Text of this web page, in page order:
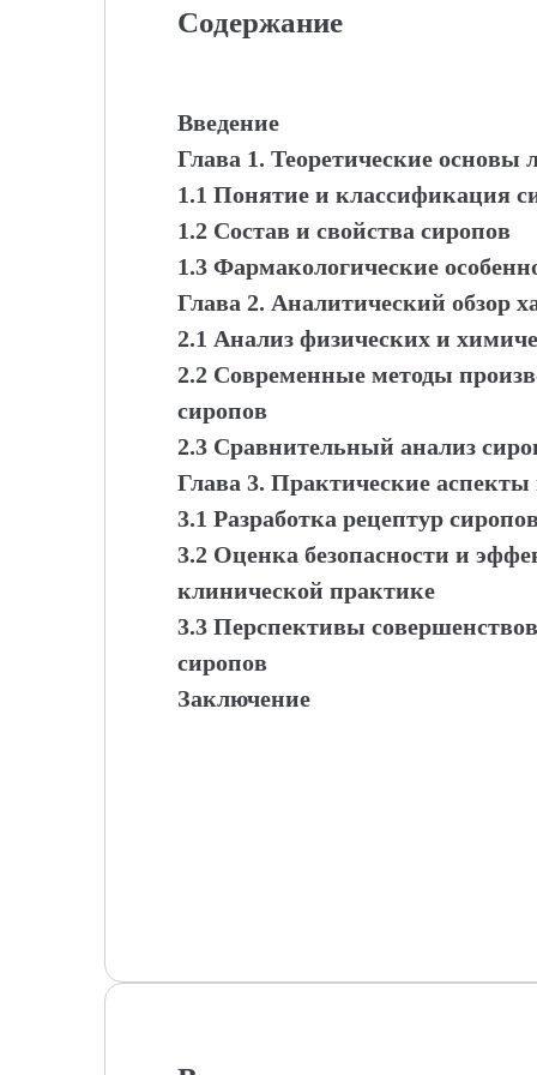
Содержание
Введение
Глава 1. Теоретические
1.1 Понятие и классификация
1.2 Состав и свойства сиропов
1.3 Фармакологические
Глава 2. Аналитический обзор
2.1 Анализ физических и
2.2 Современные методы
сиропов
2.3 Сравнительный анализ
Глава 3. Практические
3.1 Разработка рецептур
3.2 Оценка безопасности и
клинической практике
3.3 Перспективы
сиропов
Заключение